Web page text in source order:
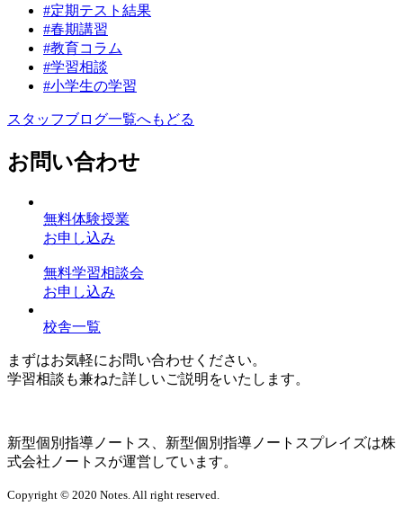
#定期テスト結果
#春期講習
#教育コラム
#学習相談
#小学生の学習
スタッフブログ一覧へもどる
お問い合わせ
無料体験授業
お申し込み
無料学習相談会
お申し込み
校舎一覧
まずはお気軽にお問い合わせください。
学習相談も兼ねた詳しいご説明をいたします。
新型個別指導ノートス、新型個別指導ノートスプレイズは株
式会社ノートスが運営しています。
Copyright © 2020 Notes. All right reserved.